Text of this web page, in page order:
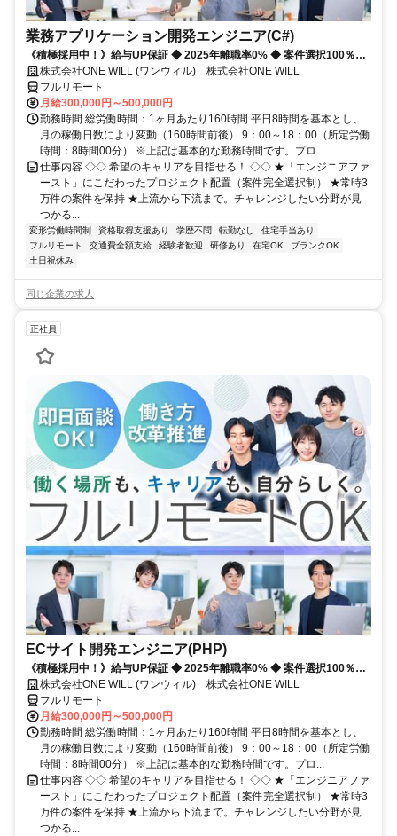
業務アプリケーション開発エンジニア(C#)
《積極採用中！》給与UP保証 ◆ 2025年離職率0% ◆ 案件選択100％！
◆ 平均残業7時間！
株式会社ONE WILL (ワンウィル) 株式会社ONE WILL
フルリモート
月給300,000円～500,000円
勤務時間 総労働時間：1ヶ月あたり160時間 平日8時間を基本とし、
月の稼働日数により変動（160時間前後） 9：00～18：00（所定労働
時間：8時間00分） ※上記は基本的な勤務時間です。プロ...
仕事内容 ◇◇ 希望のキャリアを目指せる！ ◇◇ ★「エンジニアファ
ースト」にこだわったプロジェクト配置（案件完全選択制） ★常時3
万件の案件を保持 ★上流から下流まで。チャレンジしたい分野が見
つかる...
変形労働時間制 資格取得支援あり 学歴不問 転勤なし
住宅手当あり
フルリモート
交通費全額支給 経験者歓迎 研修あり 在宅OK
ブランクOK
土日祝休み
同じ企業の求人
正社員
ECサイト開発エンジニア(PHP)
《積極採用中！》給与UP保証 ◆ 2025年離職率0% ◆ 案件選択100％！
◆ 平均残業7時間！
株式会社ONE WILL (ワンウィル) 株式会社ONE WILL
フルリモート
月給300,000円～500,000円
勤務時間 総労働時間：1ヶ月あたり160時間 平日8時間を基本とし、
月の稼働日数により変動（160時間前後） 9：00～18：00（所定労働
時間：8時間00分） ※上記は基本的な勤務時間です。プロ...
仕事内容 ◇◇ 希望のキャリアを目指せる！ ◇◇ ★「エンジニアファ
ースト」にこだわったプロジェクト配置（案件完全選択制） ★常時3
万件の案件を保持 ★上流から下流まで。チャレンジしたい分野が見
つかる...